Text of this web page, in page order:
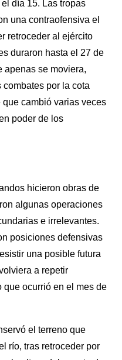
día 15. Las tropas
una contraofensiva el
retroceder al ejército
duraron hasta el 27 de
apenas se moviera,
por la cota
que cambió varias veces
poder de los
hicieron obras de
algunas operaciones
e irrelevantes.
posiciones defensivas
una posible futura
a repetir
que ocurrió en el mes de
el terreno que
río, tras retroceder por